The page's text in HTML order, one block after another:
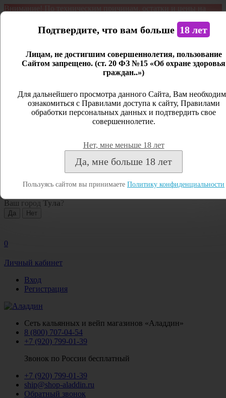
Внимание! По техническим причинам, остатки и цены на
является демонстрационным. Дистанционная продажа не
Открыть сайдбар
Личный кабинет
Закрыть
Посмотреть все результаты
Ваш город Тула ?
0
Личный кабинет
Вход
Регистрация
Сеть кальянных и вейп магазинов «Аладдин»
8 (800) 707-04-54
+7 (920) 799-01-39
Звонок по России бесплатный
+7 (920) 799-01-39
ship@shop-aladdin.ru
Обратный звонок
Подтвердите, что вам больше 18 лет
Лицам, не достигшим совершеннолетия, пользование
Сайтом запрещено. (ст. 20 ФЗ №15 «Об охране здоровья
граждан..»)
Для дальнейшего просмотра данного Сайта, Вам
ознакомиться с Правилами доступа к сайту, Правилами
обработки персональных данных и подтвердить свое
совершеннолетие.
Нет, мне меньше 18 лет
Да, мне больше 18 лет
Пользуясь сайтом вы принимаете Политику конфиденциальности